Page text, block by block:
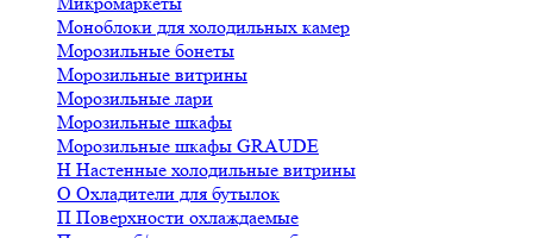
Моноблоки для холодильных камер
Морозильные бонеты
Морозильные витрины
Морозильные лари
Морозильные шкафы
Морозильные шкафы GRAUDE
Н Настенные холодильные витрины
О Охладители для бутылок
П Поверхности охлаждаемые